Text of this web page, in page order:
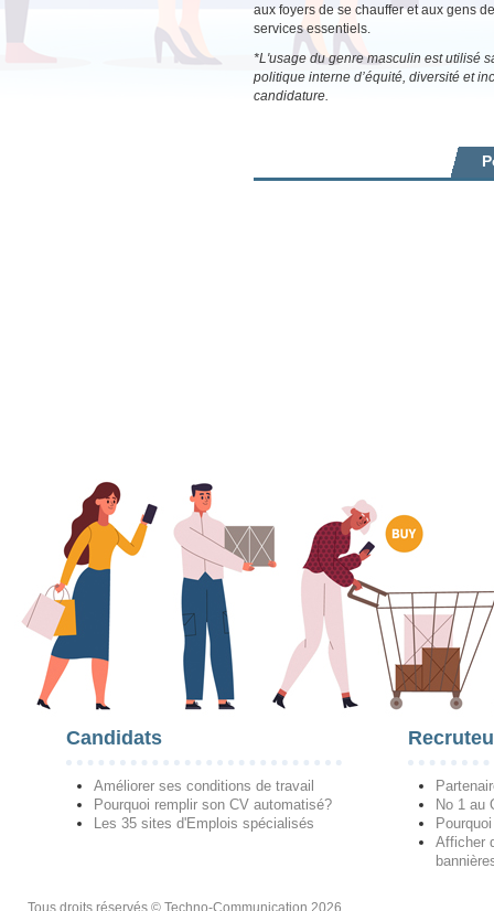
aux foyers de se chauffer et aux gens
services essentiels.
*L'usage du genre masculin est utilisé
politique interne d’équité, diversité et
candidature.
Candidats
Améliorer ses conditions de travail
Pourquoi remplir son CV automatisé?
Les 35 sites d'Emplois spécialisés
No 1 au
Afficher
Tous droits réservés © Techno-Communication 2026